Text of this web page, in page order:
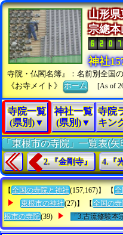
山形
宗總
神社
寺院・仏閣名簿』：名前別全国
《お寺メイト》ホーム [As of
寺院一覧
(県別)▼
神社一覧
(県別)▼
寺院
キン
「東根市の寺院」一覧表(矢
2.『金剛寺』 4.『
【 全国の寺院と神社(157,167)】 【
東根市の神社(27)】 【 全国の
根市の寺院(39) 「3.古流修験本